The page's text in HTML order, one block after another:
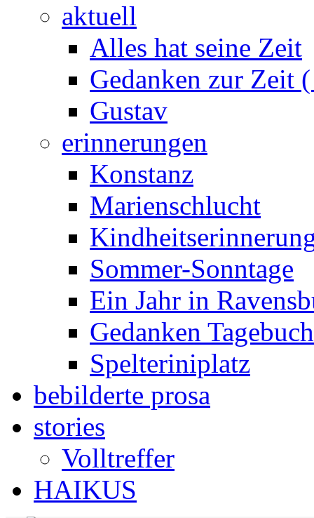
aktuell
Alles hat seine Zeit
Gedanken zur Zeit
Gustav
erinnerungen
Konstanz
Marienschlucht
Sommer-Sonntage
Ein Jahr in
Gedanken
Spelteriniplatz
bebilderte prosa
stories
Volltreffer
HAIKUS